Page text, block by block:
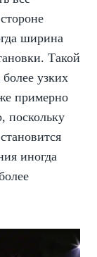
ширина
Такой
узких
примерно
поскольку
становится
иногда